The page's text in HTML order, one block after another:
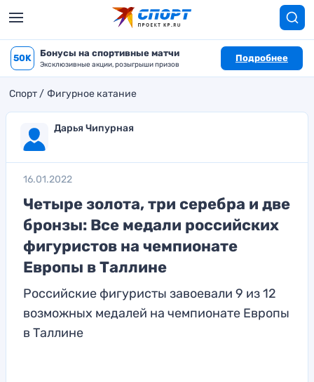
50K Бонусы на спортивные матчи
Эксклюзивные акции, розыгрыши призов
Подробнее
Спорт Фигурное катание
Дарья Чипурная
16.01.2022
Четыре золота, три серебра и две
бронзы: Все медали российских
фигуристов на чемпионате
Европы в Таллине
Российские фигуристы завоевали 9 из 12
возможных медалей на чемпионате Европы
в Таллине